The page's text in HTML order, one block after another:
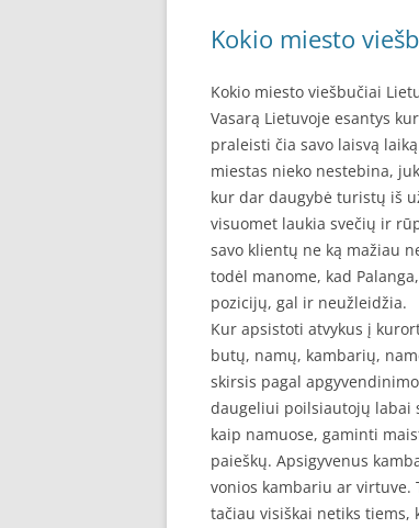
Kokio miesto
Kokio miesto viešbučiai
Vasarą Lietuvoje esantys
praleisti čia savo laisvą
miestas nieko nestebina,
kur dar daugybė turistų iš
visuomet laukia svečių ir
savo klientų ne ką mažiau
todėl manome, kad
pozicijų, gal ir neužleidžia.
Kur apsistoti atvykus į
butų, namų, kambarių,
skirsis pagal
daugeliui poilsiautojų labai
kaip namuose, gaminti
paieškų. Apsigyvenus
vonios kambariu ar virtuve.
tačiau visiškai netiks tiems,